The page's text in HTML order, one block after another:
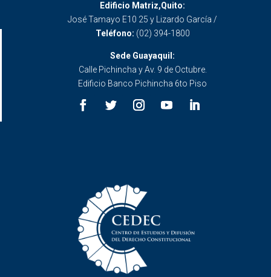
Edificio Matriz,Quito:
José Tamayo E10 25 y Lizardo García /
Teléfono: (02) 394-1800
Sede Guayaquil:
Calle Pichincha y Av. 9 de Octubre.
Edificio Banco Pichincha 6to Piso